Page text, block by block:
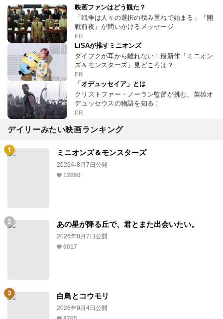
映画ファンはどう観た？
「戦争は人々の選択の積み重ねで始まる」『開
戦前夜』が問いかけるメッセージ
PR
LiSAが推すミニオンズ
ダイフクが耳から離れない！最新作『ミニオン
ズ＆モンスターズ』見どころは？
PR
「オデュッセイア」とは
クリストファー・ノーラン監督が挑む、英雄オ
デュッセウスの物語を知る！
PR
デイリーみたい映画ランキング
ミニオンズ＆モンスターズ
2026年8月7日公開
12660
あの星が降る丘で、君とまた出会いたい。
2026年8月7日公開
6017
白鳥とコウモリ
2026年9月4日公開